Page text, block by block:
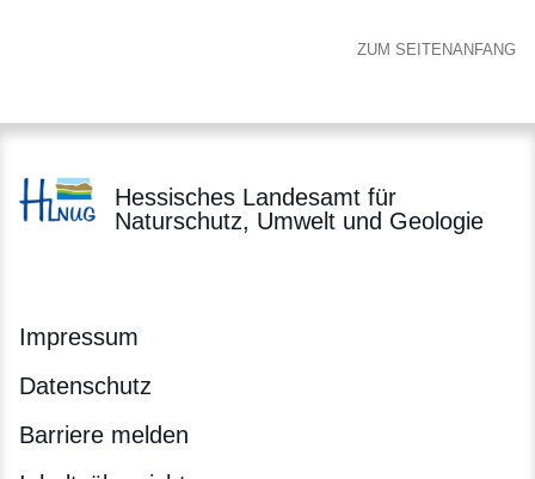
ZUM SEITENANFANG
Hessisches Landesamt für
Naturschutz, Umwelt und Geologie
Impressum
Datenschutz
Barriere melden